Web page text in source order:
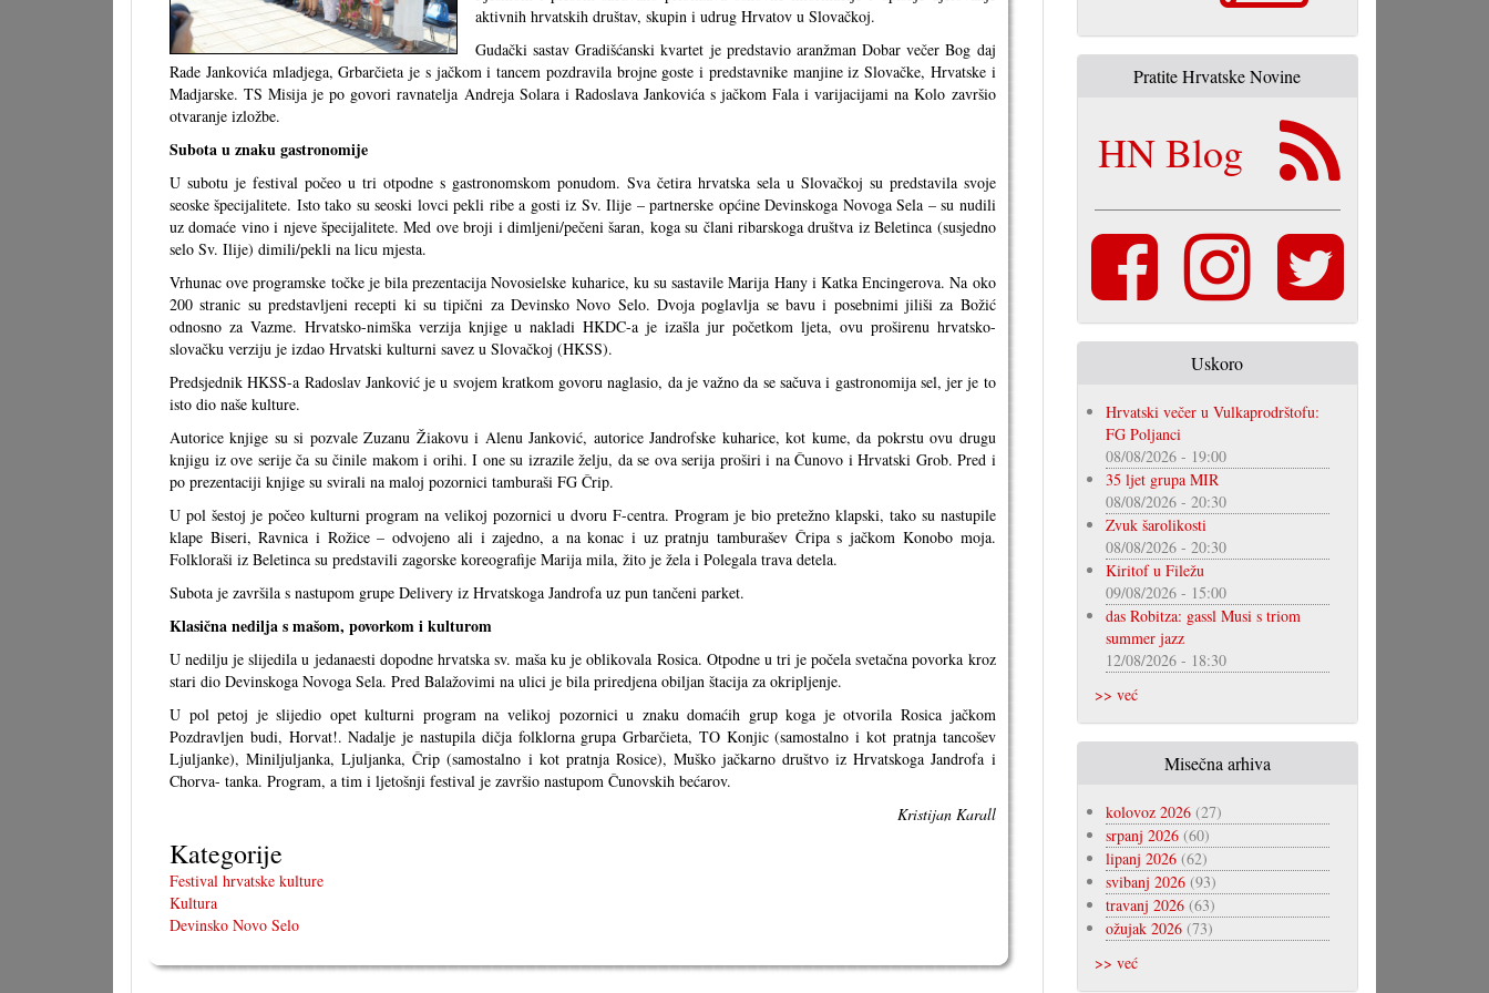
aktivnih hrvatskih društav, skupin i udrug Hrvatov u Slovačkoj.
Gudački sastav Gradišćanski kvartet je predstavio aranžman Dobar večer Bog daj
Rade Jankovića mladjega, Grbarčieta je s jačkom i tancem pozdravila brojne goste i predstavnike manjine iz Slovačke, Hrvatske i
Madjarske. TS Misija je po govori ravnatelja Andreja Solara i Radoslava Jankovića s jačkom Fala i varijacijami na Kolo završio
otvaranje izložbe.
Subota u znaku gastronomije
U subotu je festival počeo u tri otpodne s gastronomskom ponudom. Sva četira hrvatska sela u Slovačkoj su predstavila svoje
seoske špecijalitete. Isto tako su seoski lovci pekli ribe a gosti iz Sv. Ilije – partnerske općine Devinskoga Novoga Sela – su nudili
uz domaće vino i njeve špecijalitete. Med ove broji i dimljeni/pečeni šaran, koga su člani ribarskoga društva iz Beletinca (susjedno
selo Sv. Ilije) dimili/pekli na licu mjesta.
Vrhunac ove programske točke je bila prezentacija Novosielske kuharice, ku su sastavile Marija Hany i Katka Encingerova. Na oko
200 stranic su predstavljeni recepti ki su tipični za Devinsko Novo Selo. Dvoja poglavlja se bavu i posebnimi jiliši za Božić
odnosno za Vazme. Hrvatsko-nimška verzija knjige u nakladi HKDC-a je izašla jur početkom ljeta, ovu proširenu hrvatsko-
slovačku verziju je izdao Hrvatski kulturni savez u Slovačkoj (HKSS).
Predsjednik HKSS-a Radoslav Janković je u svojem kratkom govoru naglasio, da je važno da se sačuva i gastronomija sel, jer je to
isto dio naše kulture.
Autorice knjige su si pozvale Zuzanu Žiakovu i Alenu Janković, autorice Jandrofske kuharice, kot kume, da pokrstu ovu drugu
knjigu iz ove serije ča su činile makom i orihi. I one su izrazile želju, da se ova serija proširi i na Čunovo i Hrvatski Grob. Pred i
po prezentaciji knjige su svirali na maloj pozornici tamburaši FG Črip.
U pol šestoj je počeo kulturni program na velikoj pozornici u dvoru F-centra. Program je bio pretežno klapski, tako su nastupile
klape Biseri, Ravnica i Rožice – odvojeno ali i zajedno, a na konac i uz pratnju tamburašev Čripa s jačkom Konobo moja.
Folkloraši iz Beletinca su predstavili zagorske koreografije Marija mila, žito je žela i Polegala trava detela.
Subota je završila s nastupom grupe Delivery iz Hrvatskoga Jandrofa uz pun tančeni parket.
Klasična nedilja s mašom, povorkom i kulturom
U nedilju je slijedila u jedanaesti dopodne hrvatska sv. maša ku je oblikovala Rosica. Otpodne u tri je počela svetačna povorka kroz
stari dio Devinskoga Novoga Sela. Pred Balažovimi na ulici je bila priredjena obiljan štacija za okripljenje.
U pol petoj je slijedio opet kulturni program na velikoj pozornici u znaku domaćih grup koga je otvorila Rosica jačkom
Pozdravljen budi, Horvat!. Nadalje je nastupila dičja folklorna grupa Grbarčieta, TO Konjic (samostalno i kot pratnja tancošev
Ljuljanke), Miniljuljanka, Ljuljanka, Črip (samostalno i kot pratnja Rosice), Muško jačkarno društvo iz Hrvatskoga Jandrofa i
Chorva- tanka. Program, a tim i ljetošnji festival je završio nastupom Čunovskih bećarov.
Kristijan Karall
Kategorije
Festival hrvatske kulture
Kultura
Devinsko Novo Selo
Pratite Hrvatske Novine
HN Blog
Uskoro
Hrvatski večer u Vulkaprodrštofu:
FG Poljanci
08/08/2026 - 19:00
35 ljet grupa MIR
08/08/2026 - 20:30
Zvuk šarolikosti
08/08/2026 - 20:30
Kiritof u Filežu
09/08/2026 - 15:00
das Robitza: gassl Musi s triom
summer jazz
12/08/2026 - 18:30
>> već
Misečna arhiva
kolovoz 2026(27)
srpanj 2026(60)
lipanj 2026(62)
svibanj 2026(93)
travanj 2026(63)
ožujak 2026(73)
>> već